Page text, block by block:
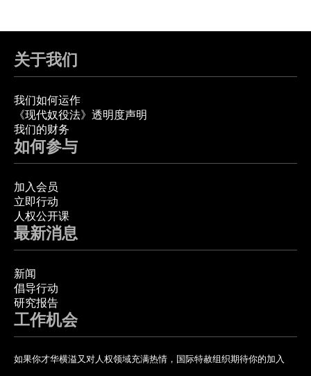
关于我们
我们如何运作
《现代奴役法》透明度声明
我们的财务
如何参与
加入会员
立即行动
人权公开课
最新消息
新闻
倡导行动
研究报告
工作机会
如果你才华横溢又对人权领域充满热情，国际特赦组织期待你的加入